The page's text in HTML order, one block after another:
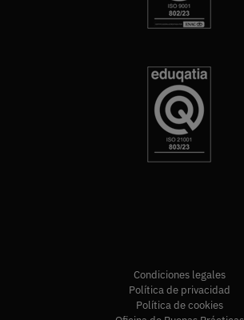
Condiciones legales
Política de privacidad
Política de cookies